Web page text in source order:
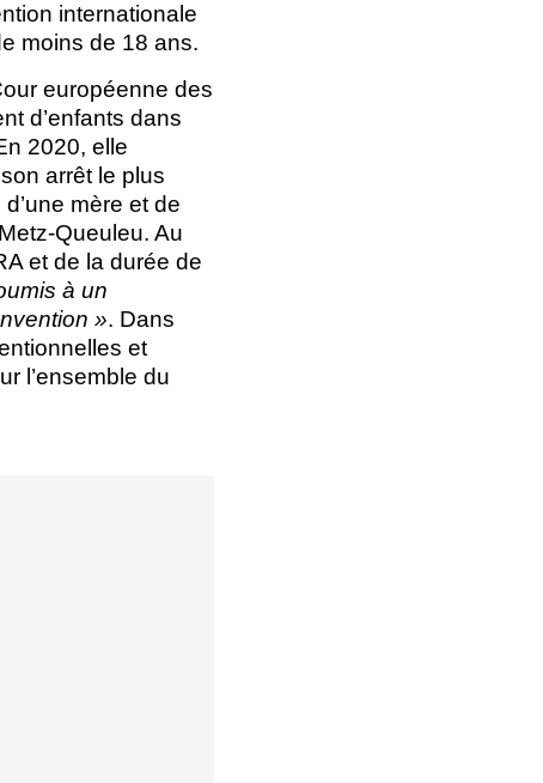
internationale
moins de 18 ans.
européenne des
d’enfants dans
2020, elle
arrêt le plus
mère et de
Queuleu. Au
et de la durée de
à un
». Dans
et
l’ensemble du